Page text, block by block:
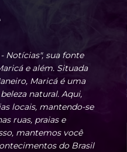
Notícias", sua fonte
e além. Situada
Maricá é uma
natural. Aqui,
locais, mantendo-se
ruas, praias e
mantemos você
do Brasil